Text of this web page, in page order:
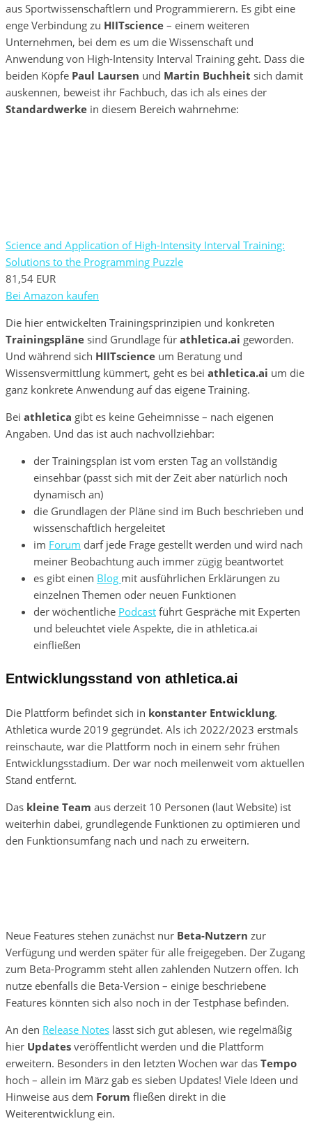
aus Sportwissenschaftlern und Programmierern. Es gibt eine
enge Verbindung zu HIITscience – einem weiteren
Unternehmen, bei dem es um die Wissenschaft und
Anwendung von High-Intensity Interval Training geht. Dass die
beiden Köpfe Paul Laursen und Martin Buchheit sich damit
auskennen, beweist ihr Fachbuch, das ich als eines der
Standardwerke in diesem Bereich wahrnehme:
Science and Application of High-Intensity Interval Training:
Solutions to the Programming Puzzle
81,54 EUR
Bei Amazon kaufen
Die hier entwickelten Trainingsprinzipien und konkreten
Trainingspläne sind Grundlage für athletica.ai geworden.
Und während sich HIITscience um Beratung und
Wissensvermittlung kümmert, geht es bei athletica.ai um die
ganz konkrete Anwendung auf das eigene Training.
Bei athletica gibt es keine Geheimnisse – nach eigenen
Angaben. Und das ist auch nachvollziehbar:
der Trainingsplan ist vom ersten Tag an vollständig
einsehbar (passt sich mit der Zeit aber natürlich noch
dynamisch an)
die Grundlagen der Pläne sind im Buch beschrieben und
wissenschaftlich hergeleitet
im Forum darf jede Frage gestellt werden und wird nach
meiner Beobachtung auch immer zügig beantwortet
es gibt einen Blog mit ausführlichen Erklärungen zu
einzelnen Themen oder neuen Funktionen
der wöchentliche Podcast führt Gespräche mit Experten
und beleuchtet viele Aspekte, die in athletica.ai
einfließen
Entwicklungsstand von athletica.ai
Die Plattform befindet sich in konstanter Entwicklung.
Athletica wurde 2019 gegründet. Als ich 2022/2023 erstmals
reinschaute, war die Plattform noch in einem sehr frühen
Entwicklungsstadium. Der war noch meilenweit vom aktuellen
Stand entfernt.
Das kleine Team aus derzeit 10 Personen (laut Website) ist
weiterhin dabei, grundlegende Funktionen zu optimieren und
den Funktionsumfang nach und nach zu erweitern.
Neue Features stehen zunächst nur Beta-Nutzern zur
Verfügung und werden später für alle freigegeben. Der Zugang
zum Beta-Programm steht allen zahlenden Nutzern offen. Ich
nutze ebenfalls die Beta-Version – einige beschriebene
Features könnten sich also noch in der Testphase befinden.
An den Release Notes lässt sich gut ablesen, wie regelmäßig
hier Updates veröffentlicht werden und die Plattform
erweitern. Besonders in den letzten Wochen war das Tempo
hoch – allein im März gab es sieben Updates! Viele Ideen und
Hinweise aus dem Forum fließen direkt in die
Weiterentwicklung ein.